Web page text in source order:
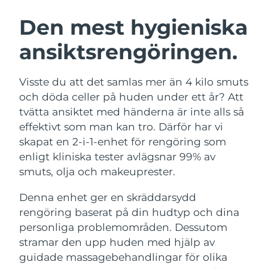
Den mest hygieniska
ansiktsrengöringen.
Visste du att det samlas mer än 4 kilo smuts
och döda celler på huden under ett år? Att
tvätta ansiktet med händerna är inte alls så
effektivt som man kan tro. Därför har vi
skapat en 2-i-1-enhet för rengöring som
enligt kliniska tester avlägsnar 99% av
smuts, olja och makeuprester.
Denna enhet ger en skräddarsydd
rengöring baserat på din hudtyp och dina
personliga problemområden. Dessutom
stramar den upp huden med hjälp av
guidade massagebehandlingar för olika
LUNA™ 4-paket
Anti-aging massage
LUNA™ 4 Plus
Massage, LED heating
LUNA™ 4 Men
For men, anti-aging massage
BEAR™ 2-paket
Microcurrent toning
BEAR™ 2 go
Microcurrent toning on-the-go
BEAR™ 2 eyes & lips
Microcurrent line smoothing device
Återfuktning
UFO™ 3-paket
Deep facial hydration
UFO™ 3 LED
Near-infrared and red light therapy
device
Munvård
issa™ 4
Hybrid silicone sonic toothbrush
issa™ 4 plus
Smart hybrid silicone sonic toothbrush
FAQ™ ANTI-AGING-BEHANDLING
Anti-aging LED-behandlingar
NEW
Österrike Förväntad leverans 8/8/26
Bahrain Förväntad leverans8/9/26
Belgien
Bermuda Förväntad leverans 8/14/26
Bosnien och
Hercegovina
Förväntad leverans 8/11/26
Brunei Förväntad leverans
Bulgarien Förväntad leverans
Kanada Förväntad leverans8/12/26
Chile Förväntad leverans8/12/26